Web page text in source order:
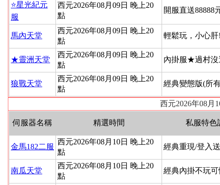
⭐星光紀元
服
西元2026年08月09日 晚上20
點
開服直送88888
馬內天堂
西元2026年08月09日 晚上20
點
輕鬆玩，小心
★靈洲天堂
西元2026年08月09日 晚上20
點
內掛服★過村
狼戰天堂
西元2026年08月09日 晚上20
點
經典變態版(所
西元2026年08月
伺服器名稱 精選時間 私服特色
金馬182二服
西元2026年08月10日 晚上20
點
經典重現/登入
南瓜天堂
西元2026年08月10日 晚上20
點
經典內掛不玩